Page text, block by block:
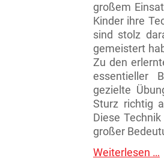
großem
Kinder ihre
sind stolz
gemeistert
Zu den
essentieller
gezielte
Sturz richtig
Diese
großer
Weiterlesen …